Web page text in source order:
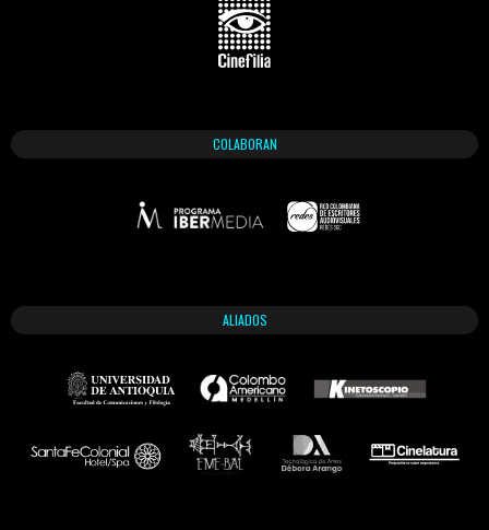
COLABORAN
ALIADOS